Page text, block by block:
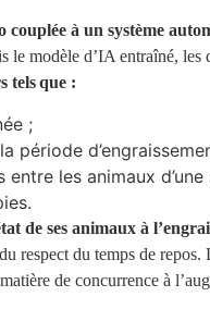
à un système
le modèle d’IA entraîné, les
tels que :
;
période
les animaux d’une
de ses animaux à
respect du temps de repos.
de concurrence à